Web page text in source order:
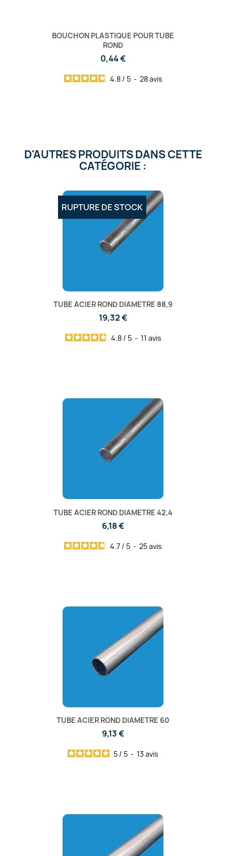
BOUCHON PLASTIQUE POUR TUBE
ROND
0,44 €
4.8 / 5 - 28avis
D'AUTRES PRODUITS DANS CETTE
CATÉGORIE :
TUBE ACIER ROND DIAMETRE 88,9
19,32 €
4.8 / 5 - 11 avis
RUPTURE DE STOCK
TUBE ACIER ROND DIAMETRE 42,4
6,18 €
4.7 / 5 - 25avis
TUBE ACIER ROND DIAMETRE 60
9,13 €
5 / 5 - 13avis